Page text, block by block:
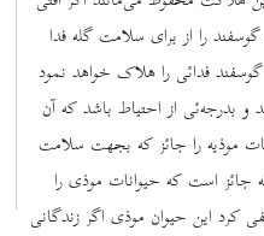
را از برای سلامت گله فدا
فدائی را هلاک خواهد نمود
و بدرجه‌ئی از احتیاط باشد که آن
موذیه را جائز که بجهت سلامت
جائز است که حیوانات موذی را
این حیوان موذی اگر زندگانی